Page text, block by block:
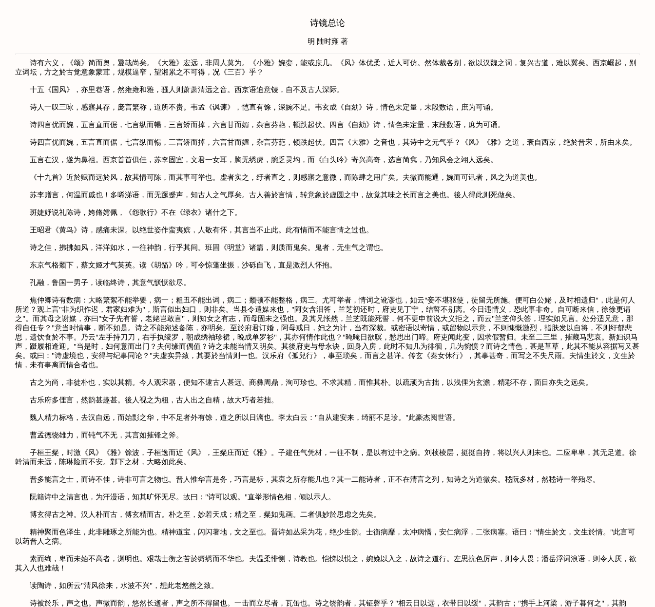
诗镜总论
明 陆时雍 著
诗有六义，《颂》简而奥，夐哉尚矣。《大雅》宏远，非周人莫为。《小雅》婉娈，能或庶几。《风》体优柔，近人可仿。然体裁各别，欲以汉魏之词，复兴古道，难以冀矣。西京崛起，别
立词坛，方之於古觉意象蒙茸，规模逼窄，望湘累之不可得，况《三百》乎？
十五《国风》，亦里巷语，然雍雍和雅，骚人则萧萧清远之音。西京语迫意锓，自不及古人深际。
诗人一叹三咏，感寤具存，庞言繁称，道所不贵。韦孟《讽谏》，恺直有馀，深婉不足。韦玄成《自劾》诗，情色未定量，末段数语，庶为可诵。
诗四言优而婉，五言直而倨，七言纵而暢，三言矫而掉，六言甘而媚，杂言芬葩，顿跌起伏。四言《自劾》诗，情色未定量，末段数语，庶为可诵。
诗四言优而婉，五言直而倨，七言纵而暢，三言矫而掉，六言甘而媚，杂言芬葩，顿跌起伏。四言《大雅》之音也，其诗中之元气乎？《风》《雅》之道，衰自西京，绝於晋宋，所由来矣。
五言在汉，遂为鼻祖。西京首首俱佳，苏李固宜，文君一女耳，胸无绣虎，腕乏灵均，而《白头吟》寄兴高奇，选言简隽，乃知风会之翊人远矣。
《十九首》近於赋而远於风，故其情可陈，而其事可举也。虚者实之，纡者直之，则感寤之意微，而陈肆之用广矣。夫微而能通，婉而可讯者，风之为道美也。
苏李赠言，何温而戚也！多唏涕语，而无蹶蹙声，知古人之气厚矣。古人善於言情，转意象於虚圆之中，故觉其味之长而言之美也。後人得此则死做矣。
斑婕妤说礼陈诗，姱脩嫮佩，《怨歌行》不在《绿衣》诸什之下。
王昭君《黄鸟》诗，感痛未深。以绝世姿作蛮夷嫔，人敬有怀，其言当不止此。此有情而不能言情之过也。
诗之佳，拂拂如风，洋洋如水，一往神韵，行乎其间。班固《明堂》诸篇，则质而鬼矣。鬼者，无生气之谓也。
东京气格颓下，蔡文姬才气英英。读《胡笳》吟，可令惊蓬坐振，沙砾自飞，直是激烈人怀抱。
孔融，鲁国一男子，读临终诗，其意气恹恹欲尽。
焦仲卿诗有数病：大略繁絮不能举要，病一；粗丑不能出词，病二；颓顿不能整格，病三。尤可举者，情词之讹谬也，如云"妾不堪驱使，徒留无所施。便可白公姥，及时相遗归"，此是何人
所道？观上言"非为织作迟，君家妇难为"，斯言似出妇口，则非矣。当县令遣媒来也，"阿女含泪答，兰芝初还时，府吏见丁宁，结誓不别离。今日违情义，恐此事非奇。自可断来信，徐徐更谓
之"。而其母之谢媒，亦曰"女子先有誓，老姥岂敢言"，则知女之有志，而母固未之强也。及其兄怅然，兰芝既能死誓，何不更申前说大义拒之，而云"兰芝仰头答，理实如兄言。处分适兄意，那
得自任专？"意当时情事，断不如是。诗之不能宛述备陈，亦明矣。至於府君订婚，阿母戒日，妇之为计，当有深裁。或密语以寄情，或留物以示意，不则慷慨激烈，指肤发以自将，不则纡郁悲
思，遗饮食於不事。乃云"左手持刀刀，右手执绫罗，朝成绣袖珍裙，晚成单罗衫"，其亦何情作此也？"晻晻日欲暝，愁思出门啼。府吏闻此变，因求假暂归。未至二三里，摧藏马悲哀。新妇识马
声，蹑履相逢迎。"当是时，妇何意而出门？夫何缘而偶值？诗之未能当情又明矣。其後府吏与母永诀，回身入房，此时不知几为徘徊，几为惋愤？而诗之情色，甚是草草，此其不能从容据写又甚
矣。或曰："诗虚境也，安得与纪事同论？"夫虚实异致，其要於当情则一也。汉乐府《孤兒行》，事至琐矣，而言之甚详。传玄《秦女休行》，其事甚奇，而写之不失尺雨。夫情生於文，文生於
情，未有事离而情合者也。
古之为尚，非徒朴也，实以其精。今人观宋器，便知不逮古人甚远。商彝周鼎，洵可珍也。不求其精，而惟其朴。以疏顽为古拙，以浅俚为玄澹，精彩不存，面目亦失之远矣。
古乐府多俚言，然韵甚趣甚。後人视之为粗，古人出之自精，故大巧者若拙。
魏人精力标格，去汉自远，而始彯之华，中不足者外有馀，道之所以日漓也。李太白云："自从建安来，绮丽不足珍。"此豪杰阅世语。
曹孟德饶雄力，而钝气不无，其言如摧锋之斧。
子桓王粲，时激《风》《雅》馀波，子桓逸而近《风》，王粲庄而近《雅》。子建任气凭材，一往不制，是以有过中之病。刘桢棱层，挺挺自持，将以兴人则未也。二应卑卑，其无足道。徐
幹清而未远，陈琳险而不安。鄴下之材，大略如此矣。
晋多能言之士，而诗不佳，诗非可言之物也。晋人惟华言是务，巧言是标，其衷之所存能几也？其一二能诗者，正不在清言之列，知诗之为道微矣。嵇阮多材，然嵇诗一举殆尽。
阮籍诗中之清言也，为汗漫语，知其旷怀无尽。故曰："诗可以观。"直举形情色相，倾以示人。
博玄得古之神。汉人朴而古，傅玄精而古。朴之至，妙若天成；精之至，粲如鬼画。二者俱妙於思虑之先矣。
精神聚而色泽生，此非雕琢之所能为也。精神道宝，闪闪著地，文之至也。晋诗如丛采为花，绝少生韵。士衡病靡，太冲病憍，安仁病浮，二张病塞。语曰："情生於文，文生於情。"此言可
以药晋人之病。
素而绚，卑而未始不高者，渊明也。艰哉士衡之苦於缛绣而不华也。夫温柔悱恻，诗教也。恺悌以悦之，婉娩以入之，故诗之道行。左思抗色厉声，则令人畏；潘岳浮词浪语，则令人厌，欲
其入人也难哉！
读陶诗，如所云"清风徐来，水波不兴"，想此老悠然之致。
诗被於乐，声之也。声微而韵，悠然长逝者，声之所不得留也。一击而立尽者，瓦缶也。诗之饶韵者，其钲磬乎？"相云日以远，衣带日以缓"，其韵古；"携手上河梁，游子暮何之"，其韵